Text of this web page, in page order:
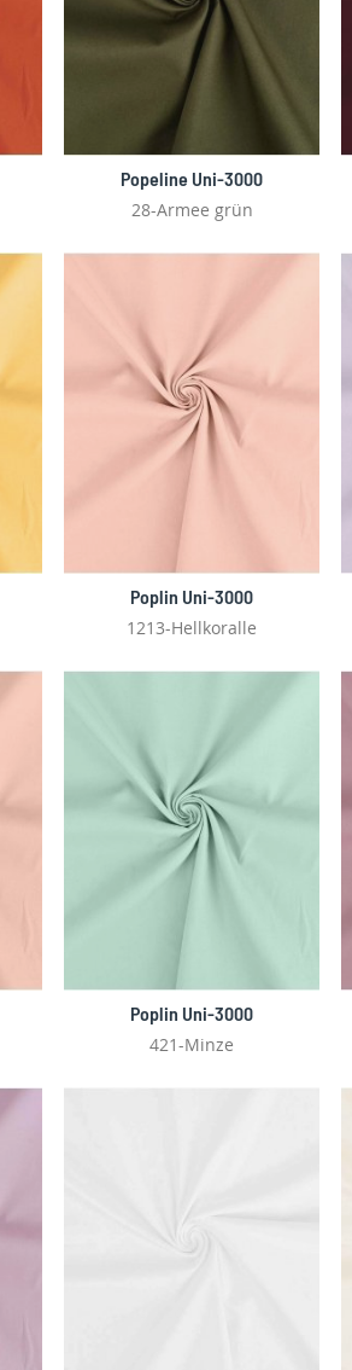
Popeline Uni-3000
28-Armee grün
Poplin Uni-3000
1213-Hellkoralle
Poplin Uni-3000
421-Minze